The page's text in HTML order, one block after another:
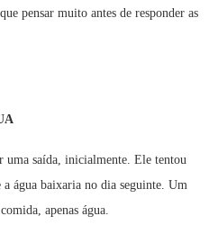
pensar muito antes de responder as
uma saída, inicialmente. Ele tentou
água baixaria no dia seguinte. Um
apenas água.